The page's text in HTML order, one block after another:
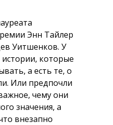
Энн Тайлер
Уитшенков. У
которые
а есть те, о
Или предпочли
чему они
значения, а
внезапно